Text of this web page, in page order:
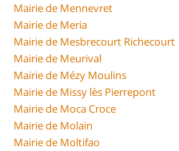
Mairie de Mennevret
Mairie de Meria
Mairie de Mesbrecourt Richecourt
Mairie de Meurival
Mairie de Mézy Moulins
Mairie de Missy lès Pierrepont
Mairie de Moca Croce
Mairie de Molain
Mairie de Moltifao